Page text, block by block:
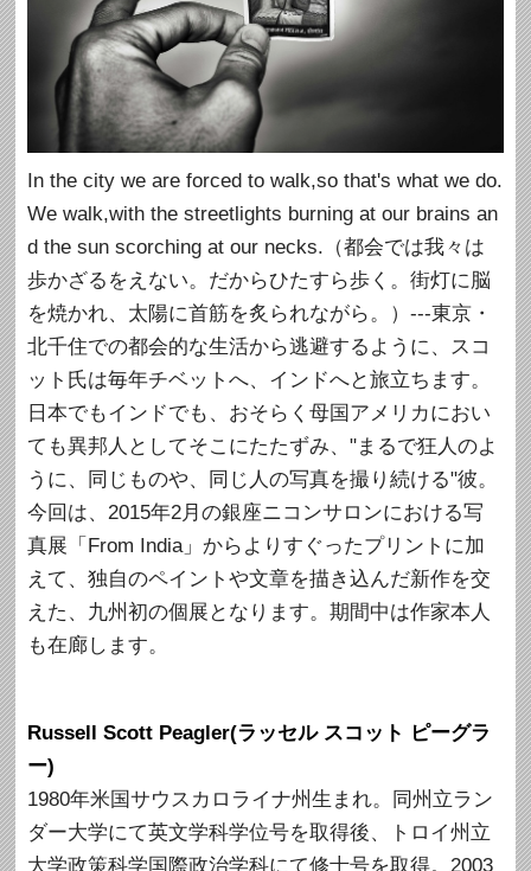
In the city we are forced to walk,so that's what we do.
We walk,with the streetlights burning at our brains an
d the sun scorching at our necks.（都会では我々は
歩かざるをえない。だからひたすら歩く。街灯に脳
を焼かれ、太陽に首筋を炙られながら。）---東京・
北千住での都会的な生活から逃避するように、スコ
ット氏は毎年チベットへ、インドへと旅立ちます。
日本でもインドでも、おそらく母国アメリカにおい
ても異邦人としてそこにたたずみ、"まるで狂人のよ
うに、同じものや、同じ人の写真を撮り続ける"彼。
今回は、2015年2月の銀座ニコンサロンにおける写
真展「From India」からよりすぐったプリントに加
えて、独自のペイントや文章を描き込んだ新作を交
えた、九州初の個展となります。期間中は作家本人
も在廊します。
Russell Scott Peagler(ラッセル スコット ピーグラ
ー)
1980年米国サウスカロライナ州生まれ。同州立ラン
ダー大学にて英文学科学位号を取得後、トロイ州立
大学政策科学国際政治学科にて修士号を取得。2003